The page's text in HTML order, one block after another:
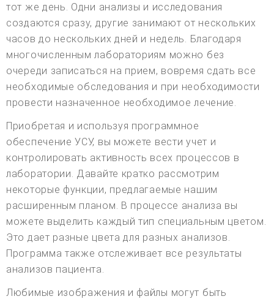
тот же день. Одни анализы и исследования
создаются сразу, другие занимают от нескольких
часов до нескольких дней и недель. Благодаря
многочисленным лабораториям можно без
очереди записаться на прием, вовремя сдать все
необходимые обследования и при необходимости
провести назначенное необходимое лечение.
Приобретая и используя программное
обеспечение УСУ, вы можете вести учет и
контролировать активность всех процессов в
лаборатории. Давайте кратко рассмотрим
некоторые функции, предлагаемые нашим
расширенным планом. В процессе анализа вы
можете выделить каждый тип специальным цветом.
Это дает разные цвета для разных анализов.
Программа также отслеживает все результаты
анализов пациента.
Любимые изображения и файлы могут быть